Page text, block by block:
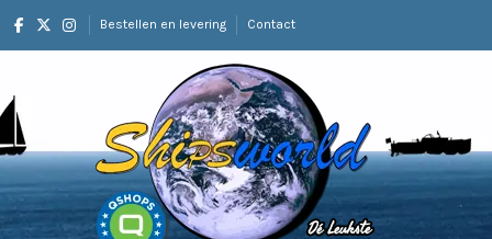
Bestellen en levering Contact